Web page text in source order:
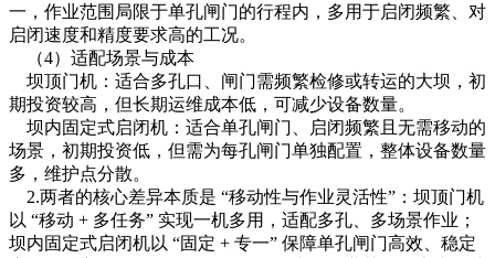
一，作业范围局限于单孔闸门的行程内，多用于启闭频繁、对
启闭速度和精度要求高的工况。
（4）适配场景与成本
坝顶门机：适合多孔口、闸门需频繁检修或转运的大坝，初
期投资较高，但长期运维成本低，可减少设备数量。
坝内固定式启闭机：适合单孔闸门、启闭频繁且无需移动的
场景，初期投资低，但需为每孔闸门单独配置，整体设备数量
多，维护点分散。
2.两者的核心差异本质是 “移动性与作业灵活性”：坝顶门机
以 “移动 + 多任务” 实现一机多用，适配多孔、多场景作业；
坝内固定式启闭机以 “固定 + 专一” 保障单孔闸门高效、稳定